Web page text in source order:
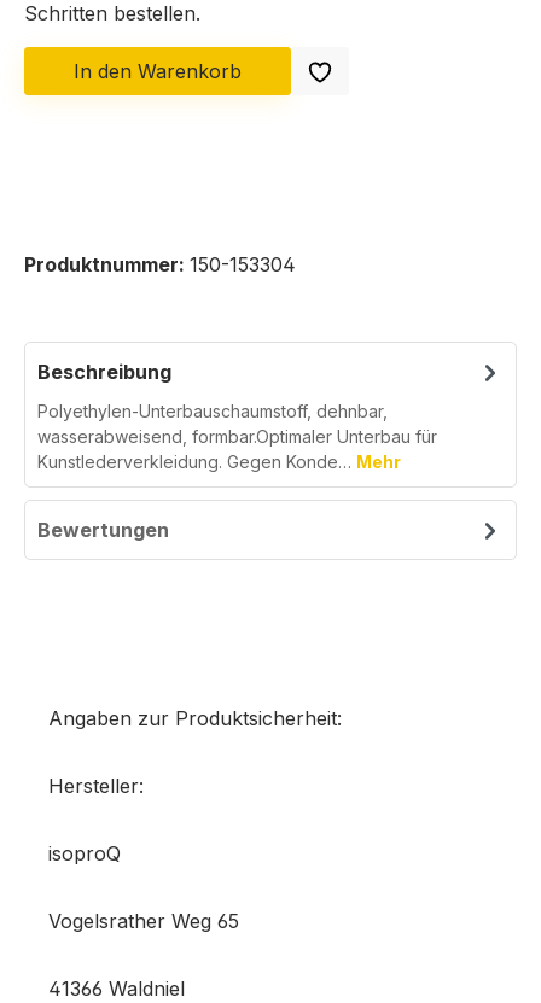
Schritten bestellen.
In den Warenkorb
Produktnummer: 150-153304
Beschreibung
Polyethylen-Unterbauschaumstoff, dehnbar,
wasserabweisend, formbar.Optimaler Unterbau für
Kunstlederverkleidung. Gegen Konde… Mehr
Bewertungen
Angaben zur Produktsicherheit:
Hersteller:
isoproQ
Vogelsrather Weg 65
41366 Waldniel